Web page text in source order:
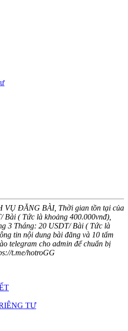
ĐĂNG BÀI, Thời gian tồn tại của
Bài ( Tức là khoảng 400.000vnđ),
3 Tháng: 20 USDT/ Bài ( Tức là
tin nội dung bài đăng và 10 tấm
telegram cho admin để chuẩn bị
t.me/hotroGG
TƯ